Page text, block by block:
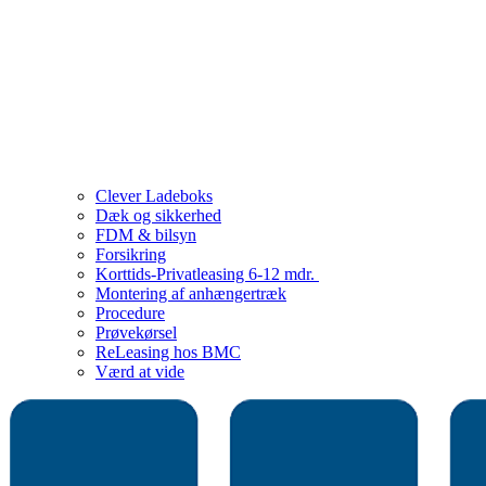
Clever Ladeboks
Dæk og sikkerhed
FDM & bilsyn
Forsikring
Korttids-Privatleasing 6-12 mdr.
Montering af anhængertræk
Procedure
Prøvekørsel
ReLeasing hos BMC
Værd at vide